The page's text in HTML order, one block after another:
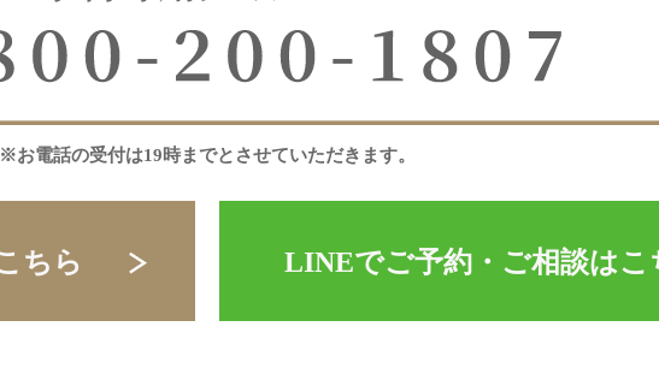
※お電話の受付は19時までとさせていただきます。